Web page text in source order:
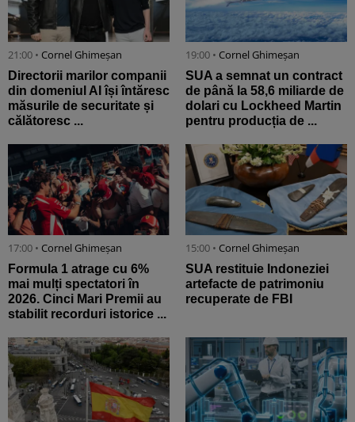
21:00 • Cornel Ghimeșan
Directorii marilor companii
din domeniul AI își întăresc
măsurile de securitate și
călătoresc ...
19:00 • Cornel Ghimeșan
SUA a semnat un contract
de până la 58,6 miliarde de
dolari cu Lockheed Martin
pentru producția de ...
17:00 • Cornel Ghimeșan
Formula 1 atrage cu 6%
mai mulți spectatori în
2026. Cinci Mari Premii au
stabilit recorduri istorice ...
15:00 • Cornel Ghimeșan
SUA restituie Indoneziei
artefacte de patrimoniu
recuperate de FBI